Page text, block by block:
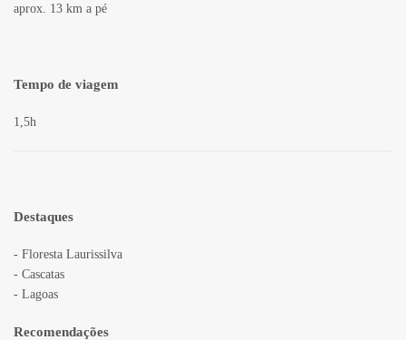
aprox. 13 km a pé
Tempo de viagem
1,5h
Destaques
- Floresta Laurissilva
- Cascatas
- Lagoas
Recomendações